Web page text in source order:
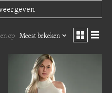
op Meest bekeken